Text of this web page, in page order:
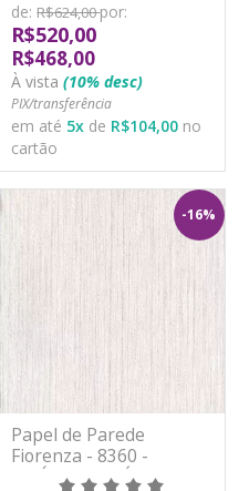
de: R$624,00por:
R$520,00
R$468,00
À vista (10% desc)
PIX/transferência
em até 5x de R$104,00 no
cartão
-16%
Papel de Parede
Fiorenza - 8360 -
VINÍLICO LAVÁVEL